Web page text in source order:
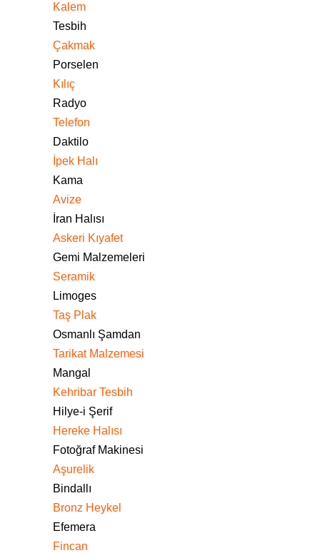
Kalem
Tesbih
Çakmak
Porselen
Kılıç
Radyo
Telefon
Daktilo
İpek Halı
Kama
Avize
İran Halısı
Askeri Kıyafet
Gemi Malzemeleri
Seramik
Limoges
Taş Plak
Osmanlı Şamdan
Tarikat Malzemesi
Mangal
Kehribar Tesbih
Hilye-i Şerif
Hereke Halısı
Fotoğraf Makinesi
Aşurelik
Bindallı
Bronz Heykel
Efemera
Fincan